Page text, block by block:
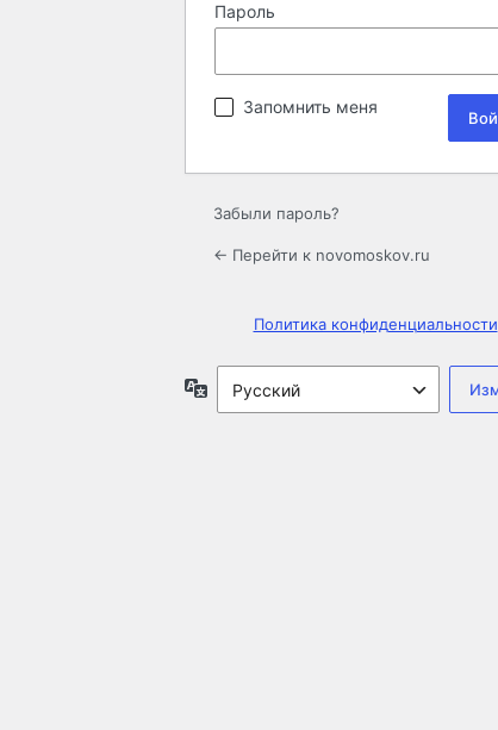
Пароль
Запомнить меня
Забыли пароль?
← Перейти к novomoskov.ru
Политика конфиденциальности
Язык